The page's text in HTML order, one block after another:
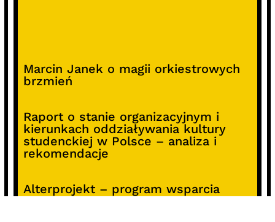
Marcin Janek o magii orkiestrowych
brzmień
Raport o stanie organizacyjnym i
kierunkach oddziaływania kultury
studenckiej w Polsce – analiza i
rekomendacje
Alterprojekt – program wsparcia
pomysłów